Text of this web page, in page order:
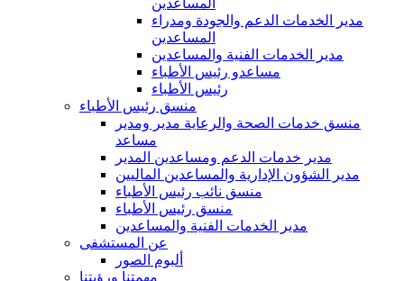
مدير الخدمات الدعم والجودة ومدراء
المساعدين
مدير الخدمات الفنية والمساعدين
مساعدو رئيس الأطباء
رئيس الأطباء
منسق رئيس الأطباء
منسق خدمات الصحة والرعاية مدير ومدير
مساعد
مدير خدمات الدعم ومساعدين المدير
مدير الشؤون الإدارية والمساعدين الماليين
منسق نائب رئيس الأطباء
منسق رئيس الأطباء
مدير الخدمات الفنية والمساعدين
عن المستشفى
ألبوم الصور
مهمتنا ورؤيتنا